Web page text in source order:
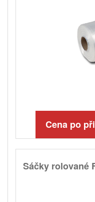
Cena po
Sáčky rolované